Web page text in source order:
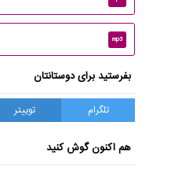
mp3
بفرستید برای دوستانتان
تلگرام توییتر
هم اکنون گوش کنید